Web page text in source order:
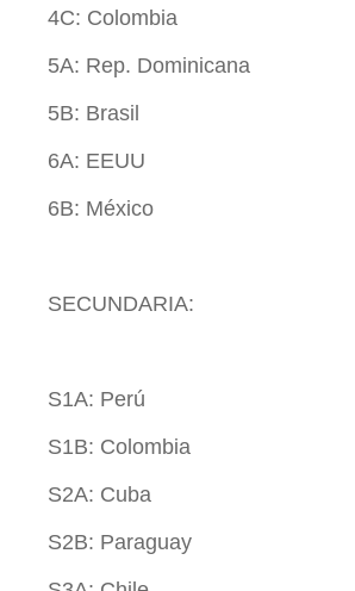
4C: Colombia
5A: Rep. Dominicana
5B: Brasil
6A: EEUU
6B: México
SECUNDARIA:
S1A: Perú
S1B: Colombia
S2A: Cuba
S2B: Paraguay